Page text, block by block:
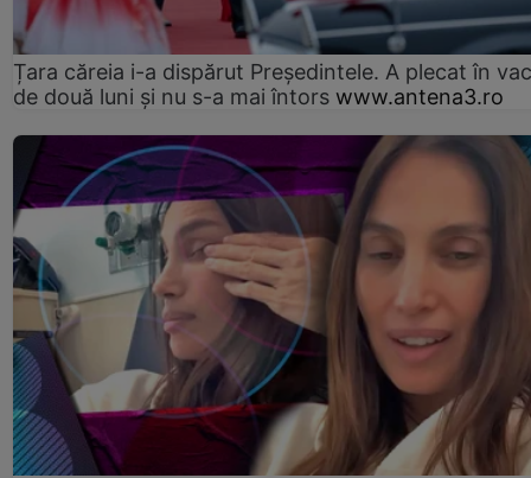
Țara căreia i-a dispărut Președintele. A plecat în
de două luni și nu s-a mai întors www.antena3.ro